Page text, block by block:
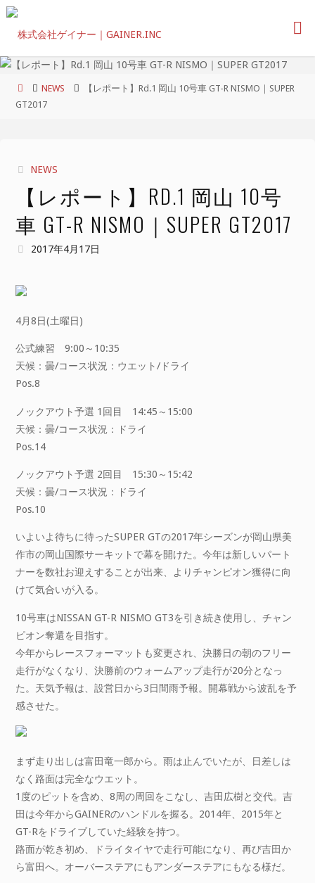
コ
ン
ホ
ー
NEWS
【レポート】Rd.1 岡山 10号車 GT-R NISMO｜SUPER
GT2017
NEWS
【レポート】RD.1 岡山 10号
車 GT-R NISMO｜SUPER GT2017
2017年4月17日
4月8日(土曜日)
公式練習 9:00～10:35
天候：曇/コース状況：ウエット/ドライ
Pos.8
ノックアウト予選 1回目 14:45～15:00
天候：曇/コース状況：ドライ
Pos.14
ノックアウト予選 2回目 15:30～15:42
天候：曇/コース状況：ドライ
Pos.10
いよいよ待ちに待ったSUPER GTの2017年シーズンが岡山県美
作市の岡山国際サーキットで幕を開けた。今年は新しいパート
ナーを数社お迎えすることが出来、よりチャンピオン獲得に向
けて気合いが入る。
10号車はNISSAN GT-R NISMO GT3を引き続き使用し、チャン
ピオン奪還を目指す。
今年からレースフォーマットも変更され、決勝日の朝のフリー
走行がなくなり、決勝前のウォームアップ走行が20分となっ
た。天気予報は、設営日から3日間雨予報。開幕戦から波乱を予
感させた。
まず走り出しは富田竜一郎から。雨は止んでいたが、日差しは
なく路面は完全なウエット。
1度のピットを含め、8周の周回をこなし、吉田広樹と交代。吉
田は今年からGAINERのハンドルを握る。2014年、2015年と
GT-Rをドライブしていた経験を持つ。
路面が乾き初め、ドライタイヤで走行可能になり、再び吉田か
ら富田へ。オーバーステアにもアンダーステアにもなる様だ。